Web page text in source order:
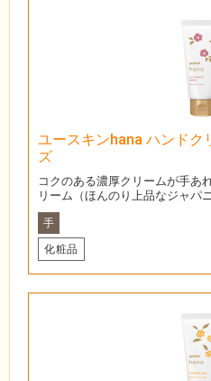
ユースキンhana ハンドク
ズ
コクのある濃厚クリームが手あ
リーム（ほんのり上品なジャパ
手
化粧品